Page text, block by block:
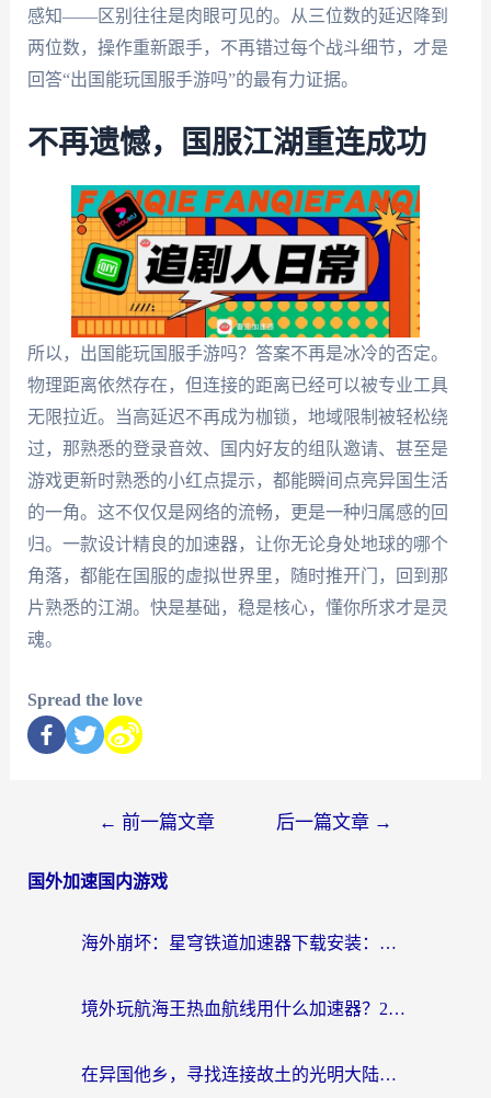
感知——区别往往是肉眼可见的。从三位数的延迟降到
两位数，操作重新跟手，不再错过每个战斗细节，才是
回答“出国能玩国服手游吗”的最有力证据。
不再遗憾，国服江湖重连成功
所以，出国能玩国服手游吗？答案不再是冰冷的否定。
物理距离依然存在，但连接的距离已经可以被专业工具
无限拉近。当高延迟不再成为枷锁，地域限制被轻松绕
过，那熟悉的登录音效、国内好友的组队邀请、甚至是
游戏更新时熟悉的小红点提示，都能瞬间点亮异国生活
的一角。这不仅仅是网络的流畅，更是一种归属感的回
归。一款设计精良的加速器，让你无论身处地球的哪个
角落，都能在国服的虚拟世界里，随时推开门，回到那
片熟悉的江湖。快是基础，稳是核心，懂你所求才是灵
魂。
Spread the love
← 前一篇文章 后一篇文章 →
国外加速国内游戏
海外崩坏：星穹铁道加速器下载安装：一份给游子的终极网络指南
境外玩航海王热血航线用什么加速器？2026海外玩家实测最优方案（附欧洲问道堡垒前线加速技巧）
在异国他乡，寻找连接故土的光明大陆免费加速器